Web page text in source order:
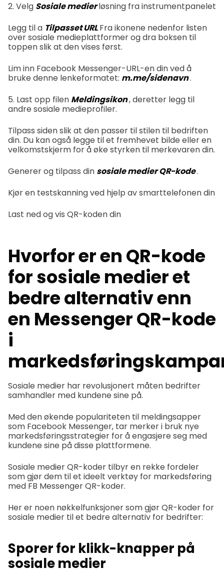
2. Velg Sosiale medierløsning fra instrumentpanelet
Legg til a Tilpasset URLFra ikonene nedenfor listen
over sosiale medieplattformer og dra boksen til
toppen slik at den vises først.
Lim inn Facebook Messenger-URL-en din ved å
bruke denne lenkeformatet: m.me/sidenavn.
5. Last opp filen Meldingsikon, deretter legg til
andre sosiale medieprofiler.
Tilpass siden slik at den passer til stilen til bedriften
din. Du kan også legge til et fremhevet bilde eller en
velkomstskjerm for å øke styrken til merkevaren din.
Generer og tilpass din sosiale medier QR-kode.
Kjør en testskanning ved hjelp av smarttelefonen din
Last ned og vis QR-koden din
Hvorfor er en QR-kode
for sosiale medier et
bedre alternativ enn
en Messenger QR-kode
i
Sosiale medier har revolusjonert måten bedrifter
samhandler med kundene sine på.
Med den økende populariteten til meldingsapper
som Facebook Messenger, tar merker i bruk nye
markedsføringsstrategier for å engasjere seg med
kundene sine på disse plattformene.
Sosiale medier QR-koder tilbyr en rekke fordeler
som gjør dem til et ideelt verktøy for markedsføring
med FB Messenger QR-koder.
Her er noen nøkkelfunksjoner som gjør QR-koder for
sosiale medier til et bedre alternativ for bedrifter:
Sporer for klikk-knapper på
sosiale medier